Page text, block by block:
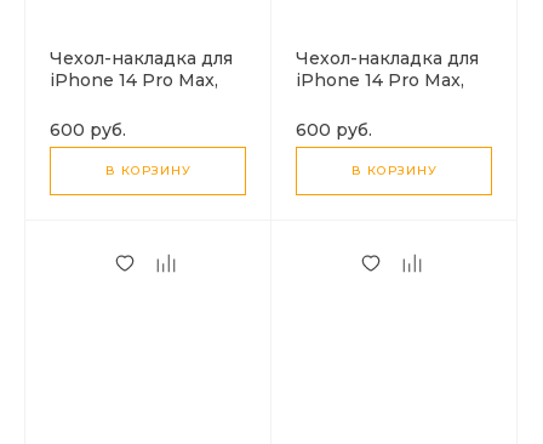
Чехол-накладка для
iPhone 14 Pro Max,
мятный
600 руб.
В КОРЗИНУ
Чехол-накладка для
iPhone 14 Pro Max,
сосновый лес
600 руб.
В КОРЗИНУ